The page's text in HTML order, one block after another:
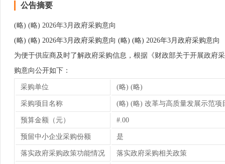
公告摘要
(略) (略) 2026年3月政府采购意向
(略) (略) 2026年3月政府采购意向 (略) (略) 2026年3月政府采购意向
为便于供应商及时了解政府采购信息，根据《财政部关于开展政府
购意向公开如下：
采购单位 (略) (略)
采购项目名称 (略) (略) 改革与高质量发展示范项
预算金额（元） #.00
预留中小企业采购份额 是
落实政府采购政策功能情况 落实政府采购相关政策